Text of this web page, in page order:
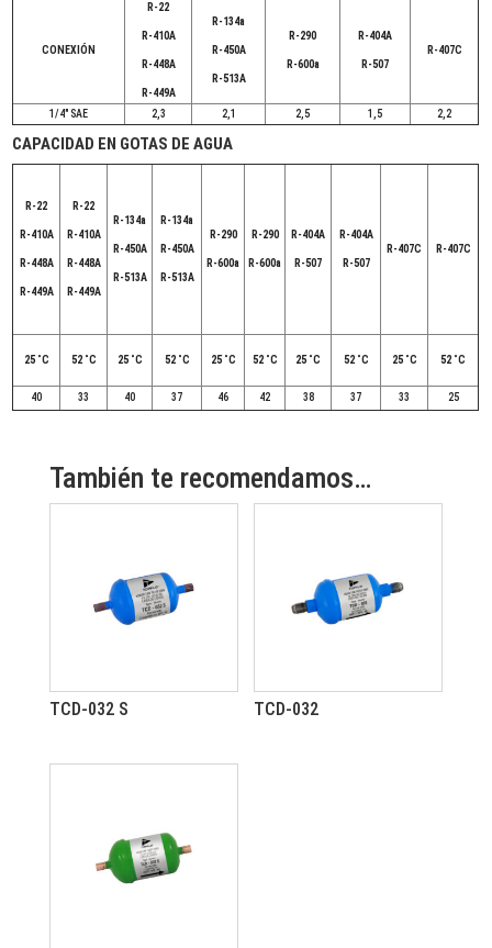
CONEXIÓN
R-22
R-410A
R-448A
R-449A
R-134a
R-450A
R-513A
R-290
R-600a
R-404A
R-507
R-407C
1/4" SAE 2,3 2,1 2,5 1,5 2,2
CAPACIDAD EN GOTAS DE AGUA
R-22
R-410A
R-448A
R-449A
R-22
R-410A
R-448A
R-449A
R-134a
R-450A
R-513A
R-134a
R-450A
R-513A
R-290
R-600a
R-290
R-600a
R-404A
R-507
R-404A
R-507
R-407C R-407C
25 ˚C 52 ˚C 25 ˚C 52 ˚C 25 ˚C 52 ˚C 25 ˚C 52 ˚C 25 ˚C 52 ˚C
40 33 40 37 46 42 38 37 33 25
También te recomendamos…
TCD-032 S TCD-032